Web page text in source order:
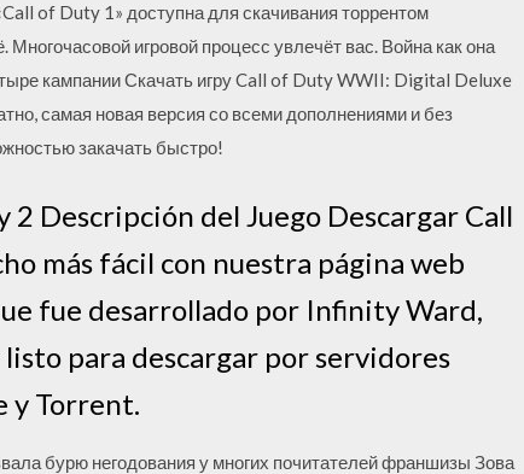
of Duty 1» доступна для скачивания торрентом
игровой процесс увлечёт вас. Война как она
кампании Скачать игру Call of Duty WWII: Digital Deluxe
самая новая версия со всеми дополнениями и без
закачать быстро!
Descripción del Juego Descargar Call
más fácil con nuestra página web
fue desarrollado por Infinity Ward,
para descargar por servidores
y Torrent.
бурю негодования у многих почитателей франшизы Зова